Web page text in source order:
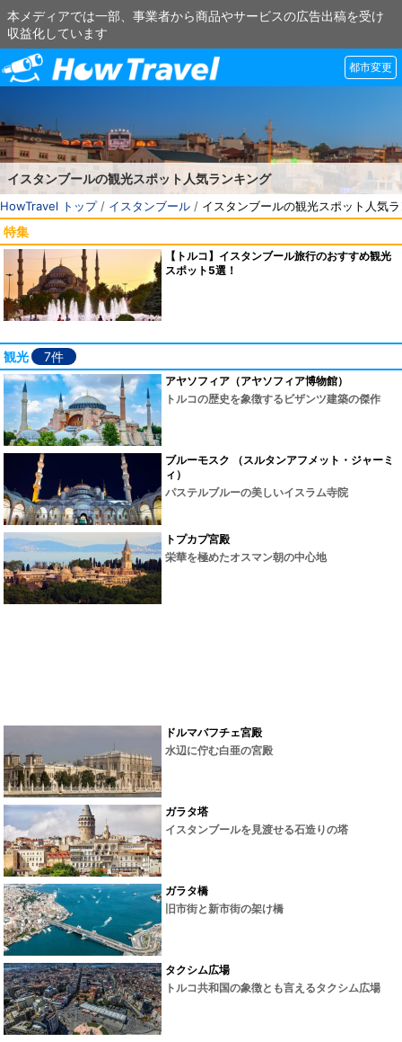
本メディアでは一部、事業者から商品やサービスの広告出稿を受け
収益化しています
都市変更
イスタンブールの観光スポット人気ランキング
HowTravel トップ/ イスタンブール / イスタンブールの観光スポット人気
特集
【トルコ】イスタンブール旅行のおすすめ観光
スポット5選！
観光 7件
アヤソフィア（アヤソフィア博物館）
トルコの歴史を象徴するビザンツ建築の傑作
ブルーモスク （スルタンアフメット・ジャーミ
ィ）
パステルブルーの美しいイスラム寺院
トプカプ宮殿
栄華を極めたオスマン朝の中心地
ドルマバフチェ宮殿
水辺に佇む白亜の宮殿
ガラタ塔
イスタンブールを見渡せる石造りの塔
ガラタ橋
旧市街と新市街の架け橋
タクシム広場
トルコ共和国の象徴とも言えるタクシム広場